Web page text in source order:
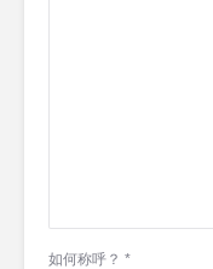
如何称呼？ *